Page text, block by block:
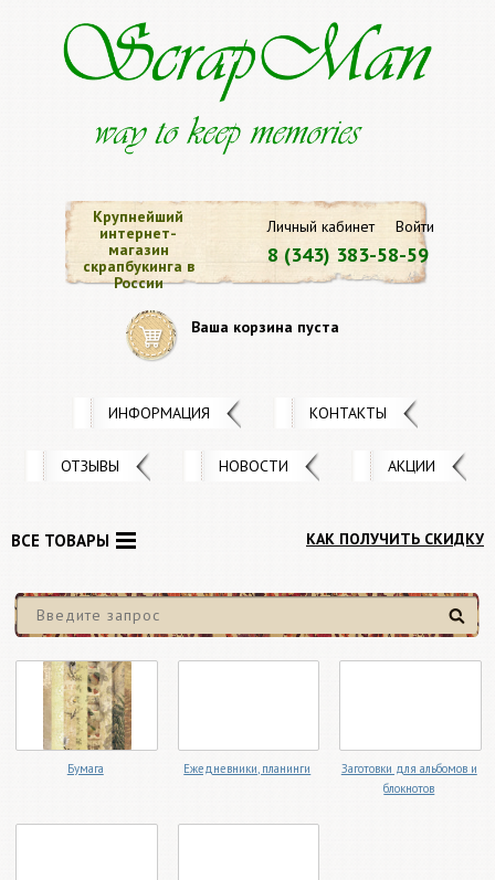
Личный кабинет Войти
8 (343) 383-58-59
Крупнейший
интернет-
магазин
скрапбукинга в
России
Ваша корзина пуста
ИНФОРМАЦИЯ КОНТАКТЫ
ОТЗЫВЫ НОВОСТИ АКЦИИ
КАК ПОЛУЧИТЬ СКИДКУ
Найти
ВСЕ ТОВАРЫ
Бумага Ежедневники, планинги
Заготовки для альбомов и
блокнотов